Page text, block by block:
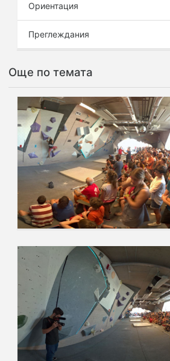
Ориентация
Преглеждания
Още по темата